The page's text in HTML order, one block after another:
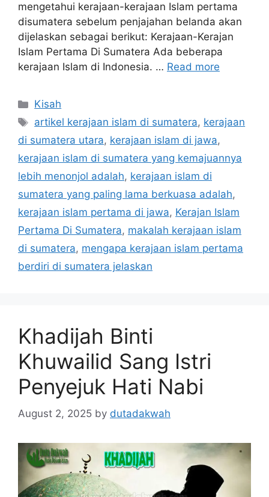
mengetahui kerajaan-kerajaan Islam pertama
disumatera sebelum penjajahan belanda akan
dijelaskan sebagai berikut: Kerajaan-Kerajan
Islam Pertama Di Sumatera Ada beberapa
kerajaan Islam di Indonesia. … Read more
Categories
Kisah
Tags
artikel kerajaan islam di sumatera, kerajaan
di sumatera utara, kerajaan islam di jawa,
kerajaan islam di sumatera yang kemajuannya
lebih menonjol adalah, kerajaan islam di
sumatera yang paling lama berkuasa adalah,
kerajaan islam pertama di jawa, Kerajan Islam
Pertama Di Sumatera, makalah kerajaan islam
di sumatera, mengapa kerajaan islam pertama
berdiri di sumatera jelaskan
Khadijah Binti
Khuwailid Sang Istri
Penyejuk Hati Nabi
August 2, 2025 by dutadakwah